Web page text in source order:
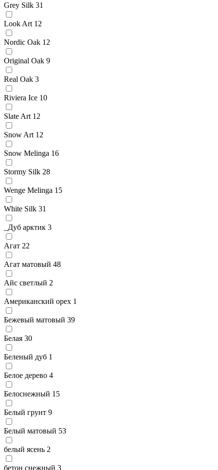
Grey Silk 31
Look Art 12
Nordic Oak 12
Original Oak 9
Real Oak 3
Riviera Ice 10
Slate Art 12
Snow Art 12
Snow Melinga 16
Stormy Silk 28
Wenge Melinga 15
White Silk 31
_Дуб арктик 3
Агат 22
Агат матовый 48
Айс светлый 2
Американский орех 1
Бежевый матовый 39
Белая 30
Беленый дуб 1
Белое дерево 4
Белоснежный 15
Белый грунт 9
Белый матовый 53
белый ясень 2
бетон снежный 3